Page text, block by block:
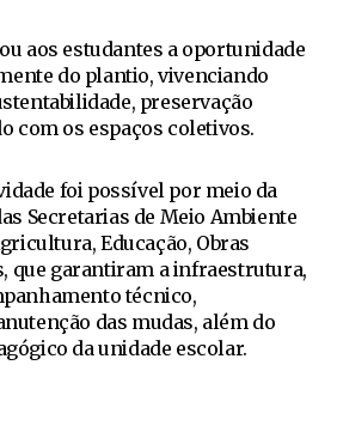
aos estudantes a oportunidade
do plantio, vivenciando
preservação
com os espaços coletivos.
foi possível por meio da
Secretarias de Meio Ambiente
Educação, Obras
que garantiram a infraestrutura,
técnico,
das mudas, além do
da unidade escolar.